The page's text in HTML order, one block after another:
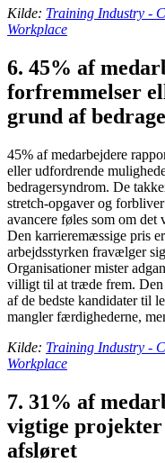
Kilde: Training Industry -
Workplace
6. 45% af
forfremmelser
grund af
45% af medarbejdere
eller udfordrende
bedragersyndrom. De
stretch-opgaver og
avancere føles som om
Den karrieremæssige pris
arbejdsstyrken fravælger
Organisationer mister
villigt til at træde frem. Den
af de bedste kandidater til
mangler færdighederne,
Kilde: Training Industry -
Workplace
7. 31% af
vigtige
afsløret